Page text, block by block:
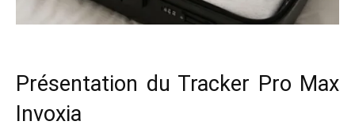
Présentation du Tracker Pro Max
Invoxia